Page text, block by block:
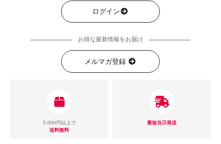
ログイン
お得な最新情報をお届け
メルマガ登録
5,000円以上で
送料無料
最短当日発送